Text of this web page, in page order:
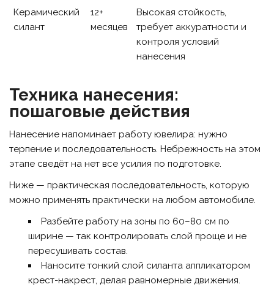
Керамический
силант
12+
месяцев
Высокая стойкость,
требует аккуратности и
контроля условий
нанесения
Техника нанесения:
пошаговые действия
Нанесение напоминает работу ювелира: нужно
терпение и последовательность. Небрежность на этом
этапе сведёт на нет все усилия по подготовке.
Ниже — практическая последовательность, которую
можно применять практически на любом автомобиле.
Разбейте работу на зоны по 60–80 см по
ширине — так контролировать слой проще и не
пересушивать состав.
Наносите тонкий слой силанта аппликатором
крест-накрест, делая равномерные движения.